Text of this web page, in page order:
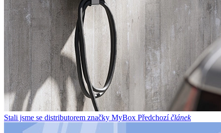
Stali jsme se distributorem značky MyBox Předchozíčlánek